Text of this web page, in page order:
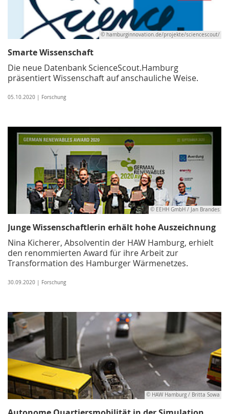
© hamburginnovation.de/projekte/sciencescout/
Smarte Wissenschaft
Die neue Datenbank ScienceScout.Hamburg
präsentiert Wissenschaft auf anschauliche Weise.
05.10.2020 | Forschung
© EEHH GmbH / Jan Brandes
Junge Wissenschaftlerin erhält hohe Auszeichnung
Nina Kicherer, Absolventin der HAW Hamburg, erhielt
den renommierten Award für ihre Arbeit zur
Transformation des Hamburger Wärmenetzes.
30.09.2020 | Forschung
© HAW Hamburg / Britta Sowa